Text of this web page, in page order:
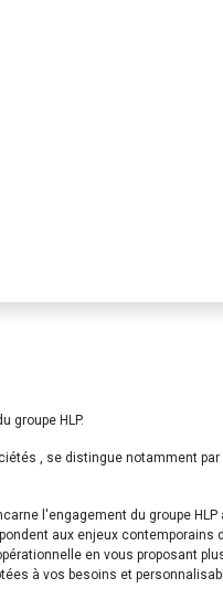
groupe HLP.
, se distingue notamment
l'engagement du groupe HLP
aux enjeux contemporains
en vous proposant
à vos besoins et